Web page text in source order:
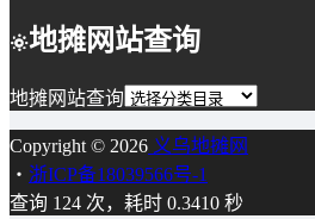
地摊网站查询
地摊网站查询
Copyright © 2026 义乌地摊网
・ 浙ICP备18039566号-1
查询 124 次，耗时 0.3410 秒